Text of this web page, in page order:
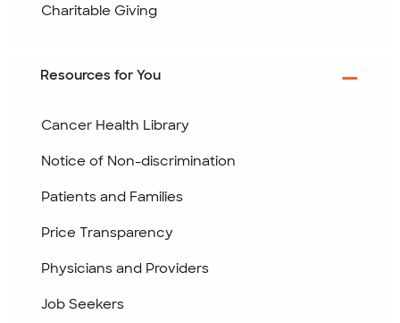
Charitable Giving
Resources for You
Cancer Health Library
Notice of Non-discrimination
Patients and Families
Price Transparency
Physicians and Providers
Job Seekers